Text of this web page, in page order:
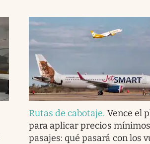
Rutas de cabotaje. Vence el
para aplicar precios
pasajes: qué pasará con los